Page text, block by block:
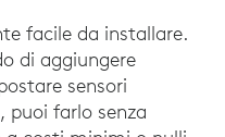
facile da installare.
di aggiungere
sensori
puoi farlo senza